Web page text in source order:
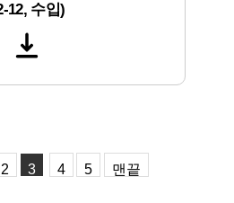
22-12, 수입)
2 3 4 5 맨끝